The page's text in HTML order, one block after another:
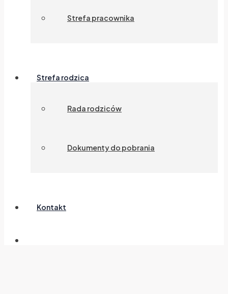
Strefa pracownika
Strefa rodzica
Rada rodziców
Dokumenty do pobrania
Kontakt